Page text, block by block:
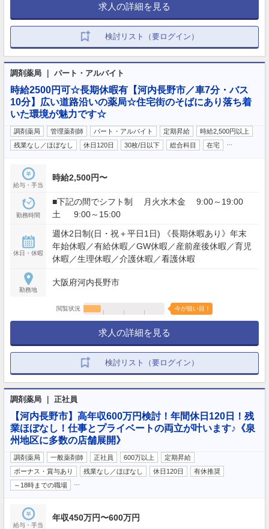
求人の詳細を見る
検討リスト（要ログイン）
調剤薬局 ｜ パート・アルバイト
時給2500円可☆長期休暇有【河内長野市／車7分・バス
10分】広い道路沿いの薬局☆住宅街のそばにあり落ち着
いた環境が魅力です☆
調剤薬局 管理薬剤師 パート・アルバイト 定期昇給
時給2,500円以上
残業なし／ほぼなし
休日120日 30枚/日以下 総合科目 在宅
給与・手当
時給2,500円〜
勤務時間
■下記の間でシフト制 月火水木金 9:00～19:00
土 9:00～15:00
休日・休暇
週休2日制(日・祝＋平日1日) 《長期休暇あり》年末
年始休暇／有給休暇／GW休暇／産前産後休暇／育児
休暇／生理休暇／介護休暇／看護休暇
勤務地
大阪府河内長野市
閲覧状況 今が狙い目！
求人の詳細を見る
検討リスト（要ログイン）
調剤薬局 ｜ 正社員
【河内長野市】高年収600万円検討！年間休日120日！残
業ほぼなし！仕事とプライベートの両立が叶います♪《泉
州地区に多数の店舗展開》
調剤薬局 一般薬剤師 正社員 600万以上
定期昇給
ボーナス・賞与あり
残業なし／ほぼなし 休日120日
有休推奨
～18時までの職場
給与・手当
年収450万円〜600万円